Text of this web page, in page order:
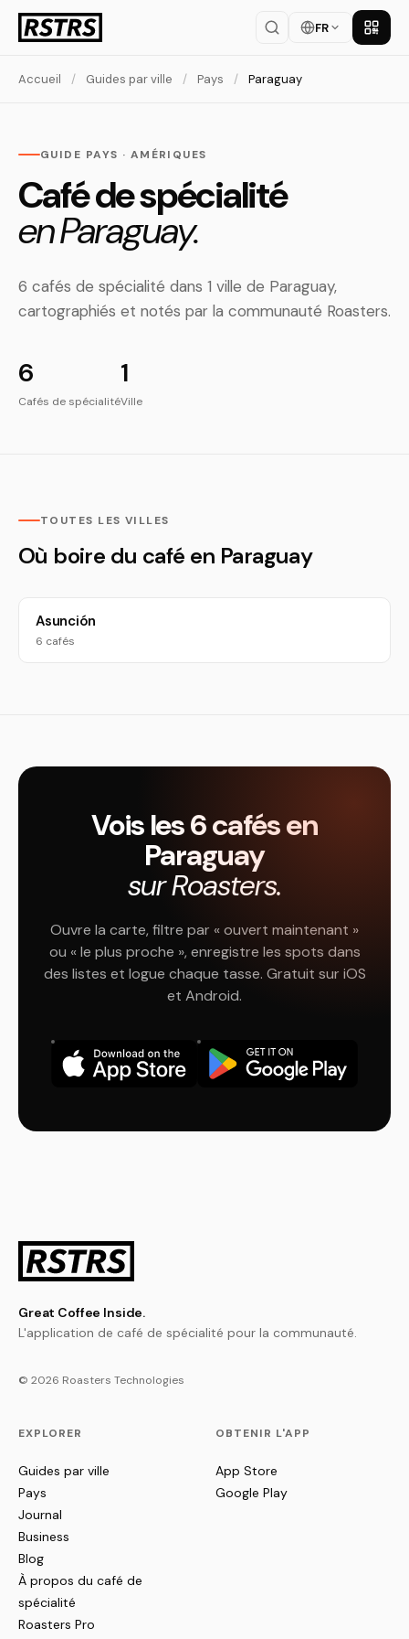
FR
Accueil / Guides par ville / Pays / Paraguay
GUIDE PAYS · AMÉRIQUES
Café de spécialité
en Paraguay.
6 cafés de spécialité dans 1 ville de Paraguay,
cartographiés et notés par la communauté Roasters.
6
Cafés de spécialité
1
Ville
TOUTES LES VILLES
Où boire du café en Paraguay
Asunción
6 cafés
Vois les 6 cafés en
Paraguay
sur Roasters.
Ouvre la carte, filtre par « ouvert maintenant »
ou « le plus proche », enregistre les spots dans
des listes et logue chaque tasse. Gratuit sur iOS
et Android.
Great Coffee Inside.
L'application de café de spécialité pour la communauté.
© 2026 Roasters Technologies
EXPLORER
Guides par ville
Pays
Journal
Business
Blog
À propos du café de
spécialité
Roasters Pro
OBTENIR L'APP
App Store
Google Play